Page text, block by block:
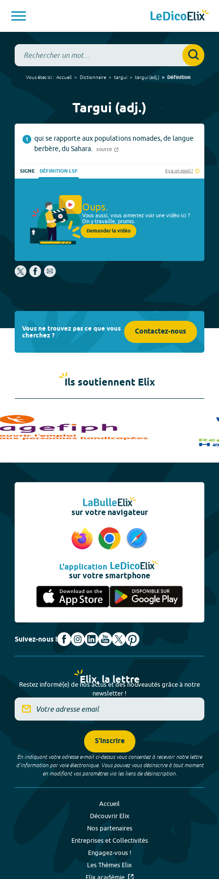
Vous êtes ici : Accueil Dictionnaire targui targui(adj.) Définition
Targui (adj.)
1
qui se rapporte aux populations nomades, de langue
berbère, du Sahara.
source
SIGNE DÉFINITION LSF Il y a un souci ?
Oups.
Vous aussi, vous aimeriez voir une vidéo ici ?
On y travaille, promis.
Demander la vidéo
Vous ne trouvez pas ce que vous
cherchez ? Contactez-nous
Ils soutiennent Elix
sur votre navigateur
L'application
sur votre smartphone
Suivez-nous !
Elix, la lettre
Restez informé(e) de nos actus et des nouveautés grâce à notre
newsletter !
S'inscrire
En indiquant votre adresse e-mail ci-dessus vous consentez à recevoir notre lettre
d’information par voie électronique. Vous pouvez vous désinscrire à tout moment
en modifiant vos paramètres via les liens de désinscription.
Accueil
Découvrir Elix
Nos partenaires
Entreprises et Collectivités
Engagez-vous !
Les Thèmes Elix
Elix académie